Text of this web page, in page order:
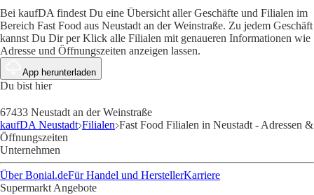
Bei kaufDA findest Du eine Übersicht aller Geschäfte und Filialen im
Bereich Fast Food aus Neustadt an der Weinstraße. Zu jedem Geschäft
kannst Du Dir per Klick alle Filialen mit genaueren Informationen wie
Adresse und Öffnungszeiten anzeigen lassen.
App herunterladen
Du bist hier
67433 Neustadt an der Weinstraße
kaufDA Neustadt Filialen Fast Food Filialen in Neustadt - Adressen &
Öffnungszeiten
Unternehmen
Über Bonial.deFür Handel und HerstellerKarriere
Supermarkt Angebote